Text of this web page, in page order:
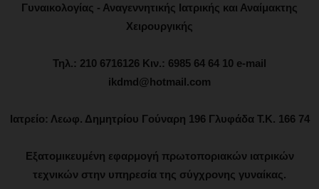
Γυναικολογίας - Αναγεννητικής Ιατρικής και Αναίμακτης
Χειρουργικής
Τηλ.: 210 6716126 Κιν.: 6985 64 64 10 e-mail
ikdmd@hotmail.com
Ιατρείο: Λεωφ. Δημητρίου Γούναρη 196 Γλυφάδα Τ.Κ. 166 74
Εξατομικευμένη εφαρμογή πρωτοποριακών ιατρικών
τεχνικών στην υπηρεσία της σύγχρονης γυναίκας.